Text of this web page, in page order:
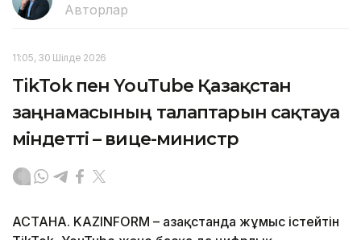
Авторлар
11:05, 30 Шілде 2026
TikTok пен YouTube Қазақстан
заңнамасының талаптарын сақтауға
міндетті – вице-министр
АСТАНА. KAZINFORM – Қазақстанда жұмыс істейтін